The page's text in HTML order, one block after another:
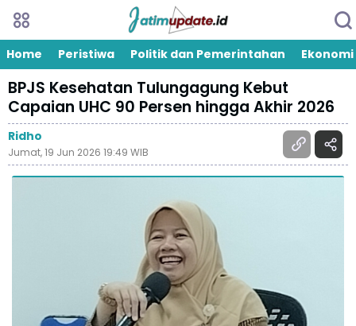
Home Peristiwa Politik dan Pemerintahan Ekonomi
BPJS Kesehatan Tulungagung Kebut
Capaian UHC 90 Persen hingga Akhir 2026
Ridho
Jumat, 19 Jun 2026 19:49 WIB